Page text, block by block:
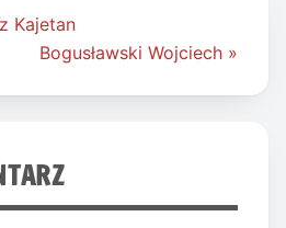
Kajetan
Bogusławski Wojciech »